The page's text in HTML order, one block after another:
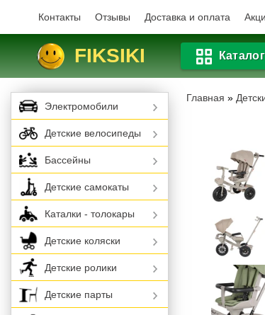
Контакты Отзывы Доставка и оплата
FIKSIKI Каталог
Главная »
Электромобили
Детские велосипеды
Бассейны
Детские самокаты
Каталки - толокары
Детские коляски
Детские ролики
Детские парты